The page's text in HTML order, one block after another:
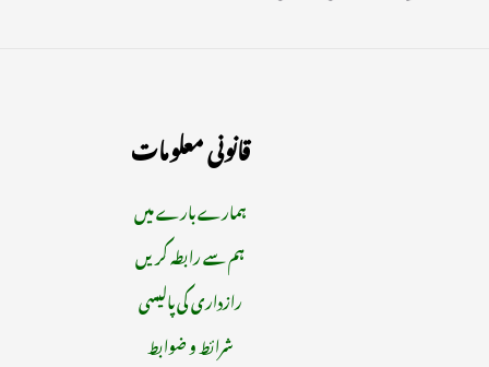
قانونی معلومات
ہمارے بارے میں
ہم سے رابطہ کریں
رازداری کی پالیسی
شرائط و ضوابط